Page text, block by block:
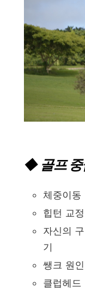
◆ 골프 중
체중이동
힙턴 교
자신의
기
쌩크 원
클럽헤드